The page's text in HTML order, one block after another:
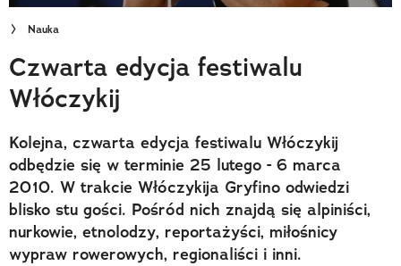
Wielki Konkurs Fotograficzny
Trendbook Podróżniczy
Polecane
Nauka
Czwarta edycja festiwalu
Włóczykij
Kolejna, czwarta edycja festiwalu Włóczykij
odbędzie się w terminie 25 lutego - 6 marca
2010. W trakcie Włóczykija Gryfino odwiedzi
blisko stu gości. Pośród nich znajdą się alpiniści,
nurkowie, etnolodzy, reportażyści, miłośnicy
wypraw rowerowych, regionaliści i inni.